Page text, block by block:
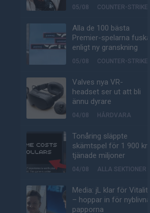
05/08 COUNTER-STRIKE
Alla de 100 bästa
Premier-spelarna fuskar
enligt ny granskning
05/08 COUNTER-STRIKE
Valves nya VR-
headset ser ut att bli
ännu dyrare
04/08 HÅRDVARA
Tonåring släppte
skämtspel för 1 900 kr –
tjänade miljoner
04/08 ALLA SEKTIONER
Media: jL klar för Vitality
– hoppar in för nyblivna
papporna